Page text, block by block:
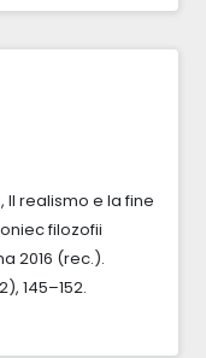
Il realismo e la fine
filozofii
2016 (rec.).
145–152.